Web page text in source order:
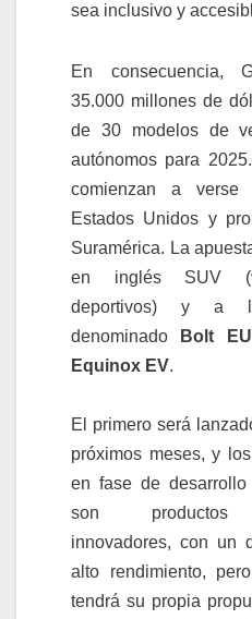
sea inclusivo y
En consecuencia,
35.000 millones de
de 30 modelos de
autónomos para
comienzan a
Estados Unidos y
Suramérica. La
en inglés SUV
deportivos) y a
denominado
Bolt
Equinox EV.
El primero será
próximos meses, y
en fase de
son productos
innovadores, con un
alto rendimiento,
tendrá su propia